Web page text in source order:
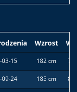
Wzrost
03-15 182 cm 77
09-24 185 cm 82